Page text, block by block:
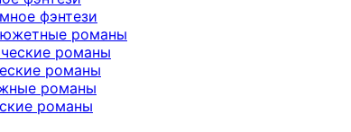
фэнтези
романы
романы
романы
романы
романы